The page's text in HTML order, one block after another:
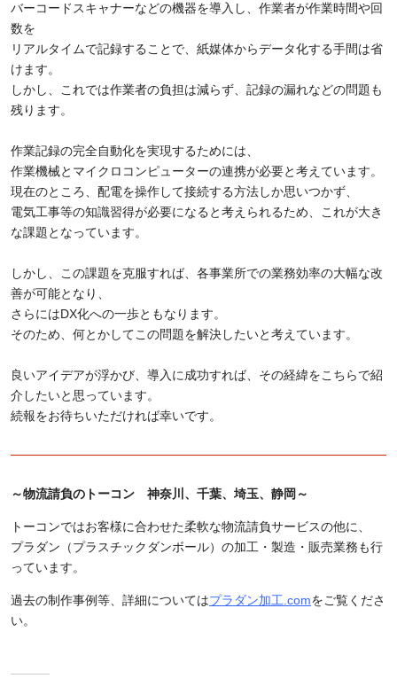
バーコードスキャナーなどの機器を導入し、作業者が作業時間や回
数を
リアルタイムで記録することで、紙媒体からデータ化する手間は省
けます。
しかし、これでは作業者の負担は減らず、記録の漏れなどの問題も
残ります。
作業記録の完全自動化を実現するためには、
作業機械とマイクロコンピューターの連携が必要と考えています。
現在のところ、配電を操作して接続する方法しか思いつかず、
電気工事等の知識習得が必要になると考えられるため、これが大き
な課題となっています。
しかし、この課題を克服すれば、各事業所での業務効率の大幅な改
善が可能となり、
さらにはDX化への一歩ともなります。
そのため、何とかしてこの問題を解決したいと考えています。
良いアイデアが浮かび、導入に成功すれば、その経緯をこちらで紹
介したいと思っています。
続報をお待ちいただければ幸いです。
～物流請負のトーコン 神奈川、千葉、埼玉、静岡～
トーコンではお客様に合わせた柔軟な物流請負サービスの他に、
プラダン（プラスチックダンボール）の加工・製造・販売業務も行
っています。
過去の制作事例等、詳細についてはプラダン加工.comをご覧くださ
い。